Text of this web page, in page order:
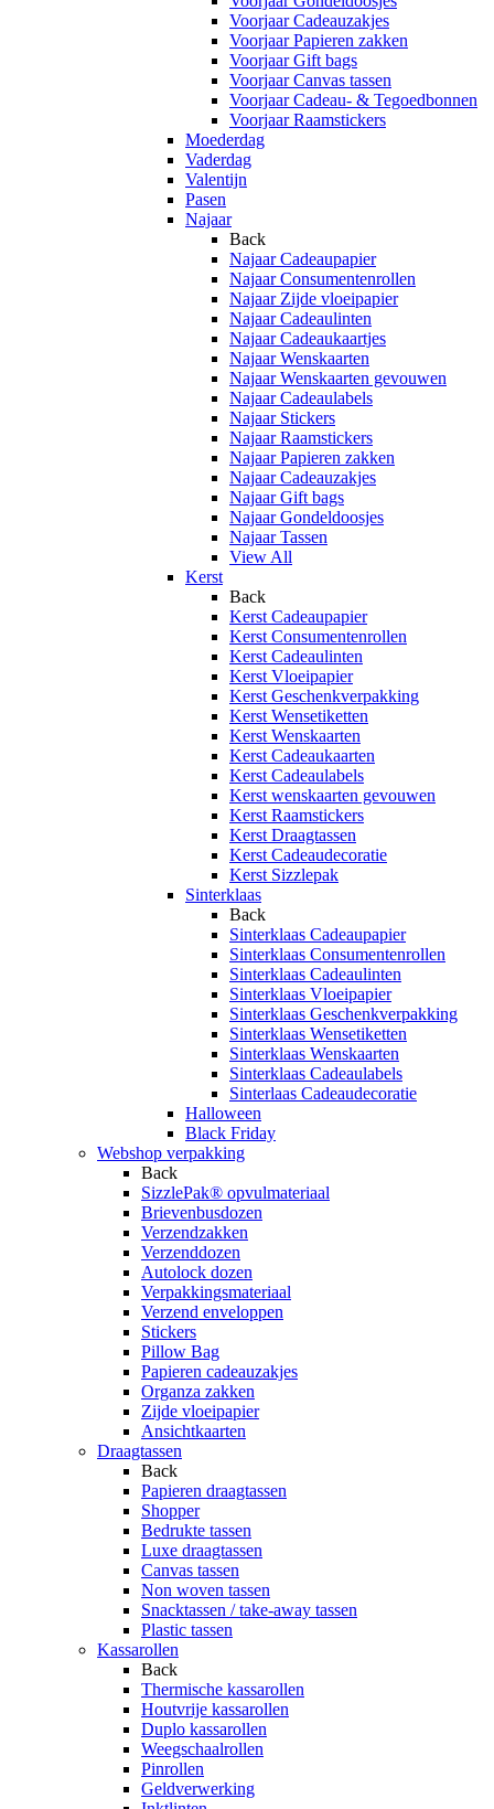
Voorjaar Cadeauzakjes
Voorjaar Papieren zakken
Voorjaar Gift bags
Voorjaar Canvas tassen
Voorjaar Cadeau- & Tegoedbonnen
Voorjaar Raamstickers
Moederdag
Vaderdag
Valentijn
Pasen
Najaar
Back
Najaar Cadeaupapier
Najaar Consumentenrollen
Najaar Zijde vloeipapier
Najaar Cadeaulinten
Najaar Cadeaukaartjes
Najaar Wenskaarten
Najaar Wenskaarten gevouwen
Najaar Cadeaulabels
Najaar Stickers
Najaar Raamstickers
Najaar Papieren zakken
Najaar Cadeauzakjes
Najaar Gift bags
Najaar Gondeldoosjes
Najaar Tassen
View All
Kerst
Back
Kerst Cadeaupapier
Kerst Consumentenrollen
Kerst Cadeaulinten
Kerst Vloeipapier
Kerst Geschenkverpakking
Kerst Wensetiketten
Kerst Wenskaarten
Kerst Cadeaukaarten
Kerst Cadeaulabels
Kerst wenskaarten gevouwen
Kerst Raamstickers
Kerst Draagtassen
Kerst Cadeaudecoratie
Kerst Sizzlepak
Sinterklaas
Back
Sinterklaas Cadeaupapier
Sinterklaas Consumentenrollen
Sinterklaas Cadeaulinten
Sinterklaas Vloeipapier
Sinterklaas Geschenkverpakking
Sinterklaas Wensetiketten
Sinterklaas Wenskaarten
Sinterklaas Cadeaulabels
Sinterlaas Cadeaudecoratie
Halloween
Black Friday
Webshop verpakking
Back
SizzlePak® opvulmateriaal
Brievenbusdozen
Verzendzakken
Verzenddozen
Autolock dozen
Verpakkingsmateriaal
Verzend enveloppen
Stickers
Pillow Bag
Papieren cadeauzakjes
Organza zakken
Zijde vloeipapier
Ansichtkaarten
Draagtassen
Back
Papieren draagtassen
Shopper
Bedrukte tassen
Luxe draagtassen
Canvas tassen
Non woven tassen
Snacktassen / take-away tassen
Plastic tassen
Kassarollen
Back
Thermische kassarollen
Houtvrije kassarollen
Duplo kassarollen
Weegschaalrollen
Pinrollen
Geldverwerking